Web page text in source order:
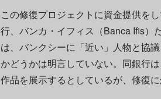
この修復プロジェクトに資金提供を
行、バンカ・イフィス（Banca Ifis）
は、バンクシーに「近い」人物と協
かどうかは明言していない。同銀行
作品を展示するとしているが、修復